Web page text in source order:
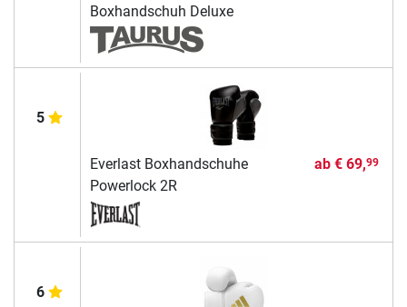
Boxhandschuh Deluxe
5
Everlast Boxhandschuhe
Powerlock 2R
ab € 69,99
6